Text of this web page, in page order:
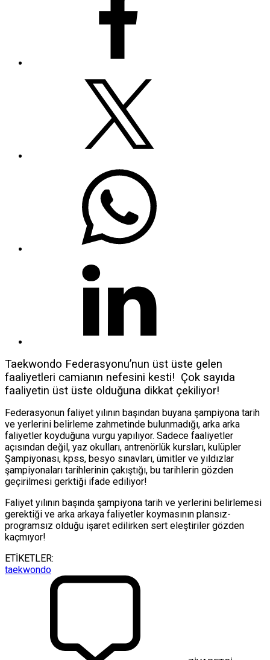
Taekwondo Federasyonu’nun üst üste gelen
faaliyetleri camianın nefesini kesti! Çok sayıda
faaliyetin üst üste olduğuna dikkat çekiliyor!
Federasyonun faliyet yılının başından buyana şampiyona tarih
ve yerlerini belirleme zahmetinde bulunmadığı, arka arka
faliyetler koyduğuna vurgu yapılıyor. Sadece faaliyetler
açısından değil, yaz okulları, antrenörlük kursları, kulüpler
Şampiyonası, kpss, besyo sınavları, ümitler ve yıldızlar
şampiyonaları tarihlerinin çakıştığı, bu tarihlerin gözden
geçirilmesi gerktiği ifade ediliyor!
Faliyet yılının başında şampiyona tarih ve yerlerini belirlemesi
gerektiği ve arka arkaya faliyetler koymasının plansız-
programsız olduğu işaret edilirken sert eleştiriler gözden
kaçmıyor!
ETİKETLER:
taekwondo